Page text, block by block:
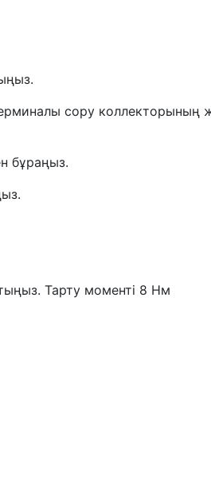
сору коллекторының
бұраңыз.
Тарту моменті 8 Нм